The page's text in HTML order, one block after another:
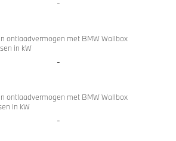
-
ontlaadvermogen met BMW Wallbox
in kW
-
ontlaadvermogen met BMW Wallbox
in kW
-